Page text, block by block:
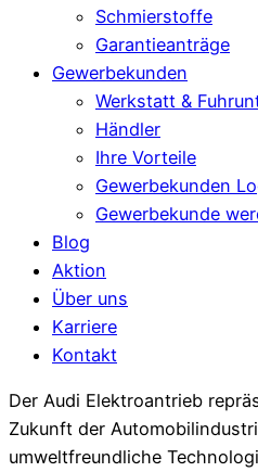
Schmierstoffe
Garantieanträge
Gewerbekunden
Werkstatt &
Händler
Ihre Vorteile
Gewerbekunden
Gewerbekunde
Blog
Aktion
Über uns
Karriere
Kontakt
Der Audi Elektroantrieb
Zukunft der
umweltfreundliche